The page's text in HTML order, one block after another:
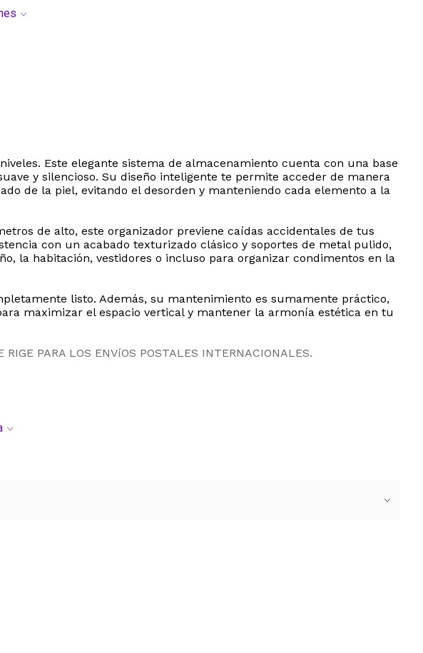
Este elegante sistema de almacenamiento cuenta con una base
y silencioso. Su diseño inteligente te permite acceder de manera
de la piel, evitando el desorden y manteniendo cada elemento a la
de alto, este organizador previene caídas accidentales de tus
con un acabado texturizado clásico y soportes de metal pulido,
la habitación, vestidores o incluso para organizar condimentos en la
listo. Además, su mantenimiento es sumamente práctico,
maximizar el espacio vertical y mantener la armonía estética en tu
PARA LOS ENVíOS POSTALES INTERNACIONALES.